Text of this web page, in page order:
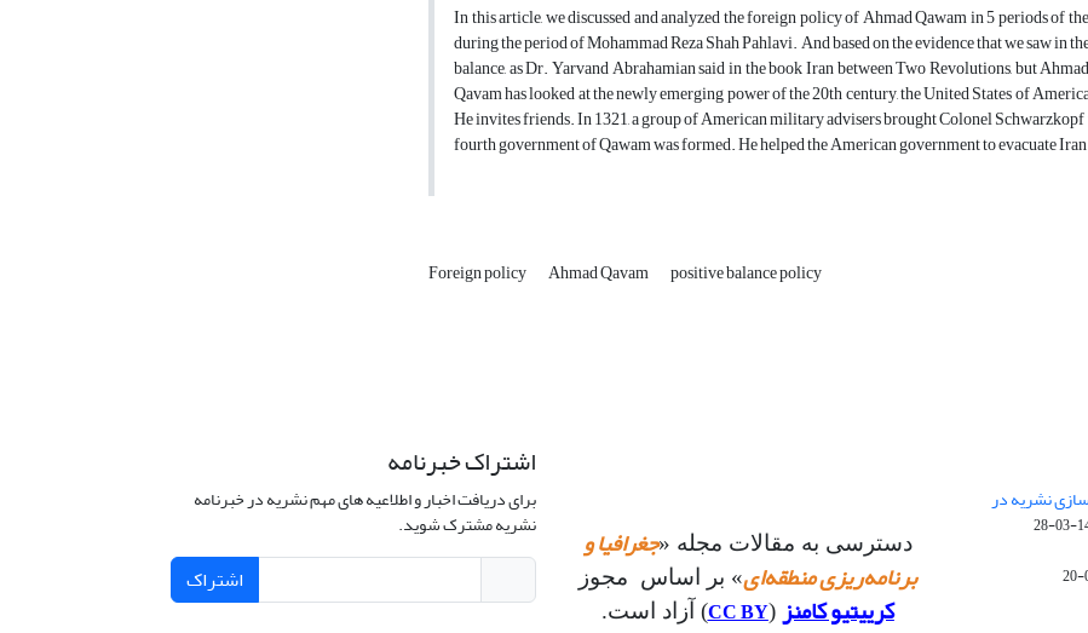
In this article, we discussed and analyzed the foreign policy of Ahmad Qawam in 5 periods of
during the period of Mohammad Reza Shah Pahlavi. And based on the evidence that we saw in
balance, as Dr. Yarvand Abrahamian said in the book Iran between Two Revolutions, but
Qavam has looked at the newly emerging power of the 20th century, the United States of
He invites friends. In 1321, a group of American military advisers brought Colonel
fourth government of Qawam was formed. He helped the American government to evacuate
Foreign policy Ahmad Qavam positive balance policy
سازی نشریه در
دسترسی به مقالات مجله «جغرافیا و
برنامه‌ریزی منطقه‌ای» بر اساس مجوز
کرییتیو کامنز (
CC BY) آزاد است.
اشتراک خبرنامه
برای دریافت اخبار و اطلاعیه های مهم نشریه در خبرنامه
نشریه مشترک شوید.
اشتراک